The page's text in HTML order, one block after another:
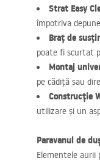
Strat Easy
împotriva
Braț de
poate fi scurtat
Montaj
pe cădiță sau
Construcție
utilizare și un
Paravanul de
Elementele aurii